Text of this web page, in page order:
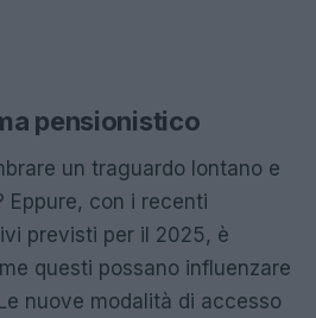
pensionistico
un traguardo lontano e
Eppure, con i recenti
previsti per il 2025, è
questi possano influenzare
nuove modalità di accesso